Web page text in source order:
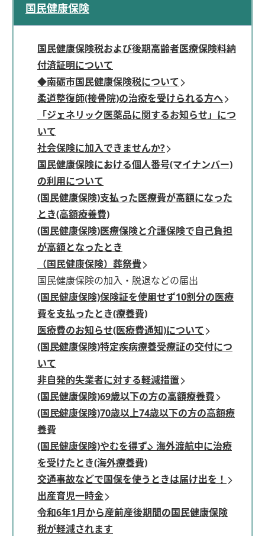
国民健康保険
国民健康保険税および後期高齢者医療保険料納
付済証明について
◆南砺市国民健康保険税について
柔道整復師(接骨院)の治療を受けられる方へ
「ジェネリック医薬品に関するお知らせ」につ
いて
社会保険に加入できませんか?
国民健康保険における個人番号(マイナンバー)
の利用について
(国民健康保険)支払った医療費が高額になった
とき(高額療養費)
(国民健康保険)医療保険と介護保険で自己負担
が高額となったとき
（国民健康保険）葬祭費
国民健康保険の加入・脱退などの届出
(国民健康保険)保険証を使用せず10割分の医療
費を支払ったとき(療養費)
医療費のお知らせ(医療費通知)について
(国民健康保険)特定疾病療養受療証の交付につ
いて
非自発的失業者に対する軽減措置
(国民健康保険)69歳以下の方の高額療養費
(国民健康保険)70歳以上74歳以下の方の高額療
養費
(国民健康保険)やむを得ず、海外渡航中に治療
を受けたとき(海外療養費)
交通事故などで国保を使うときは届け出を！
出産育児一時金
令和6年1月から産前産後期間の国民健康保険
税が軽減されます